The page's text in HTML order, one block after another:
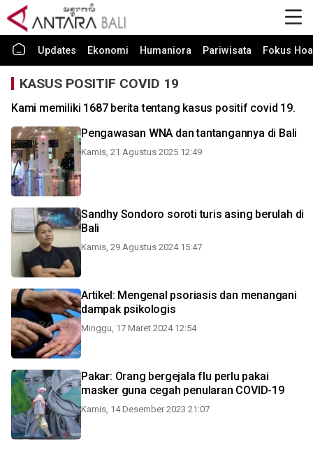
Updates Ekonomi Humaniora Pariwisata Fokus
KASUS POSITIF COVID 19
Kami memiliki 1687 berita tentang kasus positif covid 19.
Pengawasan WNA dan tantangannya di Bali
Kamis, 21 Agustus 2025 12:49
Sandhy Sondoro soroti turis asing berulah di
Bali
Kamis, 29 Agustus 2024 15:47
Artikel: Mengenal psoriasis dan menangani
dampak psikologis
Minggu, 17 Maret 2024 12:54
Pakar: Orang bergejala flu perlu pakai
masker guna cegah penularan COVID-19
Kamis, 14 Desember 2023 21:07